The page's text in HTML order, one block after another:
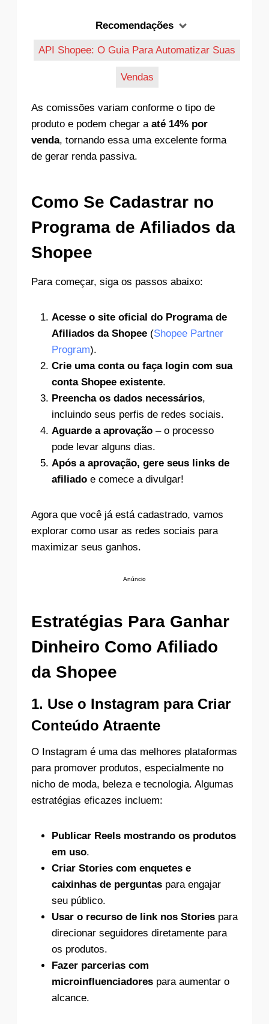
Recomendações
API Shopee: O Guia Para Automatizar Suas
Vendas
As comissões variam conforme o tipo de
produto e podem chegar a até 14% por
venda, tornando essa uma excelente forma
de gerar renda passiva.
Como Se Cadastrar no
Programa de Afiliados da
Shopee
Para começar, siga os passos abaixo:
Acesse o site oficial do Programa de
Afiliados da Shopee (Shopee Partner
Program).
Crie uma conta ou faça login com sua
conta Shopee existente.
Preencha os dados necessários,
incluindo seus perfis de redes sociais.
Aguarde a aprovação – o processo
pode levar alguns dias.
Após a aprovação, gere seus links de
afiliado e comece a divulgar!
Agora que você já está cadastrado, vamos
explorar como usar as redes sociais para
maximizar seus ganhos.
Anúncio
Estratégias Para Ganhar
Dinheiro Como Afiliado
da Shopee
1. Use o Instagram para Criar
Conteúdo Atraente
O Instagram é uma das melhores plataformas
para promover produtos, especialmente no
nicho de moda, beleza e tecnologia. Algumas
estratégias eficazes incluem:
Publicar Reels mostrando os produtos
em uso.
Criar Stories com enquetes e
caixinhas de perguntas para engajar
seu público.
Usar o recurso de link nos Stories para
direcionar seguidores diretamente para
os produtos.
Fazer parcerias com
microinfluenciadores para aumentar o
alcance.